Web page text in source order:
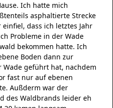
Ich hatte mich
asphaltierte Strecke
dass ich letztes Jahr
Probleme in der Wade
bekommen hatte. Ich
Boden dann zur
Wade geführt hat, nachdem
fast nur auf ebenen
Außderm war der
des Waldbrands leider eh